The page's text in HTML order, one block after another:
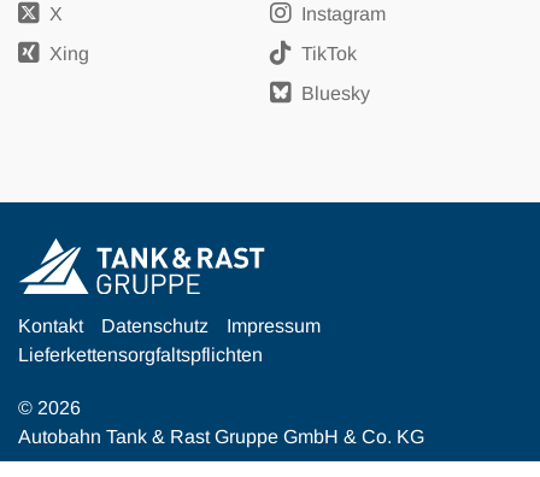
X
Instagram
Xing
TikTok
Bluesky
Kontakt Datenschutz
Impressum
Lieferkettensorgfaltspflichten
© 2026
Autobahn Tank & Rast Gruppe GmbH & Co. KG